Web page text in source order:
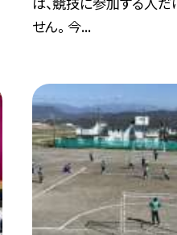
せん。 今...